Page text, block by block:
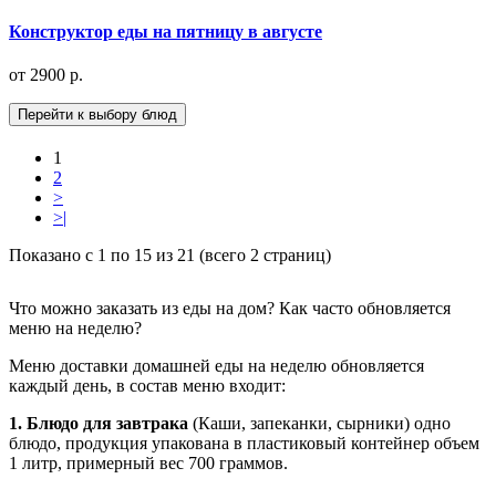
Конструктор еды на пятницу в августе
от 2900 р.
Перейти к выбору блюд
1
2
>
>|
Показано с 1 по 15 из 21 (всего 2 страниц)
Что можно заказать из еды на дом? Как часто обновляется
меню на неделю?
Меню доставки домашней еды на неделю обновляется
каждый день, в состав меню входит:
1. Блюдо для завтрака (Каши, запеканки, сырники) одно
блюдо, продукция упакована в пластиковый контейнер объем
1 литр, примерный вес 700 граммов.